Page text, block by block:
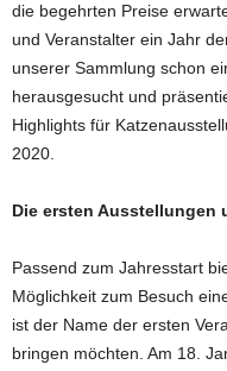
die begehrten Preise
und Veranstalter ein Jahr
unserer Sammlung schon
herausgesucht und
Highlights für
2020.
Die ersten Ausstellungen
Passend zum Jahresstart
Möglichkeit zum Besuch
ist der Name der ersten
bringen möchten. Am 18.